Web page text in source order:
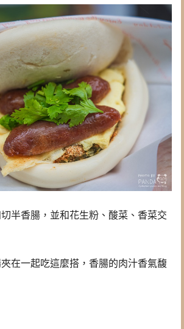
半香腸，並和花生粉、酸菜、香菜交
在一起吃這麼搭，香腸的肉汁香氣馥